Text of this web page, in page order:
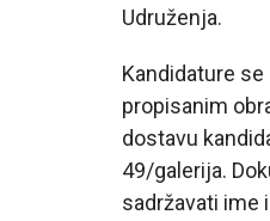
Udruženja.
Kandidature
propisanim
dostavu
49/galerija.
sadržavati ime